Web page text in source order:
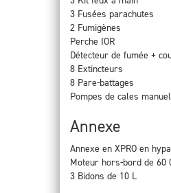
3 Fusées parachutes
2 Fumigènes
Perche IOR
Détecteur de fumée +
8 Extincteurs
8 Pare-battages
Pompes de cales
Annexe
Annexe en XPRO en
Moteur hors-bord de 60
3 Bidons de 10 L